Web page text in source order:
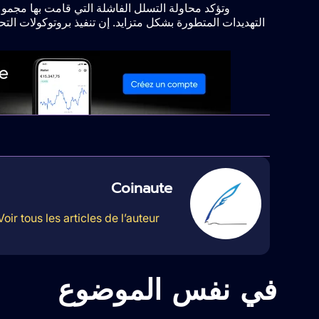
التهديدات المتطورة بشكل متزايد. إن تنفيذ بروتوكولات
Coinaute
tous les articles de l’auteur
في نفس الموضوع